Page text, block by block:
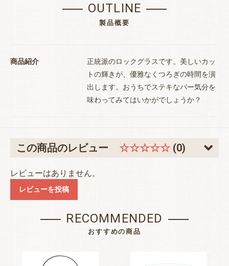
OUTLINE
製品概要
商品紹介
正統派のロックグラスです。美しいカッ
トの輝きが、優雅なくつろぎの時間を演
出します。おうちでステキなバー気分を
味わってみてはいかがでしょうか？
この商品のレビュー ☆☆☆☆☆ (0)
レビューはありません。
レビューを投稿
RECOMMENDED
おすすめの商品